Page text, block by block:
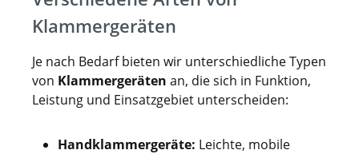
Klammergeräten
Je nach Bedarf bieten wir unterschiedliche Typen
von Klammergeräten an, die sich in Funktion,
Leistung und Einsatzgebiet unterscheiden:
Handklammergeräte: Leichte, mobile